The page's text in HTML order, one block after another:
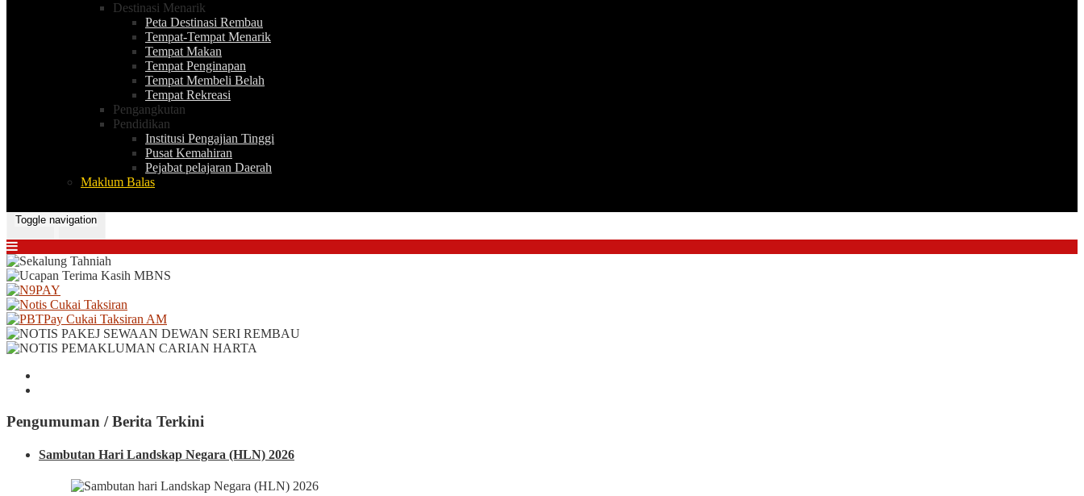
Destinasi Menarik
Peta Destinasi Rembau
Tempat-Tempat Menarik
Tempat Makan
Tempat Penginapan
Tempat Membeli Belah
Tempat Rekreasi
Pengangkutan
Pendidikan
Institusi Pengajian Tinggi
Pusat Kemahiran
Pejabat pelajaran Daerah
Maklum Balas
Toggle navigation
Pengumuman / Berita Terkini
Sambutan Hari Landskap Negara (HLN) 2026